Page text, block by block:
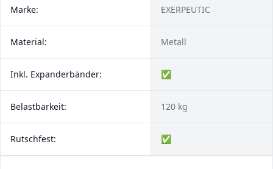
Marke: ‎EXERPEUTIC
Material: Metall
Inkl. Expanderbänder: ✅
Belastbarkeit: 120 kg
Rutschfest: ✅